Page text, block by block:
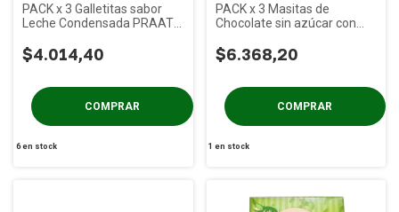
PACK x 3 Galletitas sabor
Leche Condensada PRAAT x
$4.014,40
6en stock
PACK x 3 Masitas de
Chocolate sin azúcar con
$6.368,20
1 en stock